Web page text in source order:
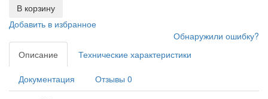
В корзину
Добавить в избранное
Обнаружили ошибку?
Описание
Технические характеристики
Документация Отзывы 0